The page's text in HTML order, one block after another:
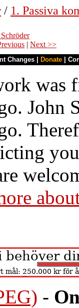
/ 1. Passiva
| Next >>
Changes Donate
was
John
-